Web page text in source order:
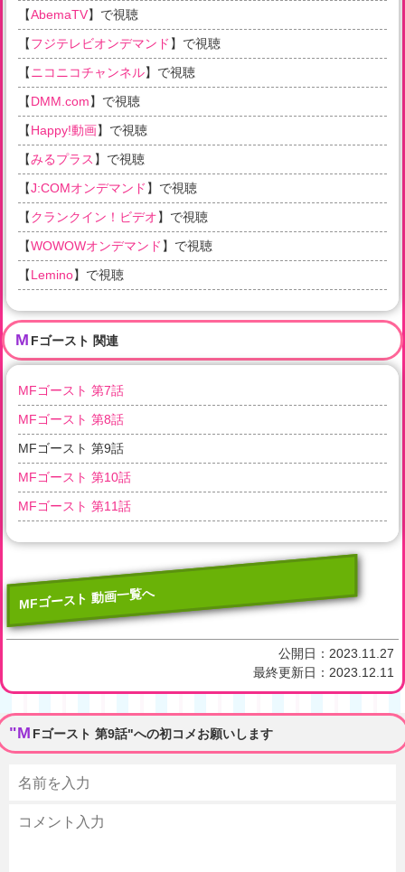
【AbemaTV】で視聴
【フジテレビオンデマンド 】で視聴
【ニコニコチャンネル】で視聴
【DMM.com】で視聴
【Happy!動画】で視聴
【みるプラス 】で視聴
【J:COMオンデマンド 】で視聴
【クランクイン！ビデオ】で視聴
【WOWOWオンデマンド 】で視聴
【Lemino】で視聴
M Fゴースト 関連
MFゴースト 第7話
MFゴースト 第8話
MFゴースト 第9話
MFゴースト 第10話
MFゴースト 第11話
MFゴースト 動画一覧へ
公開日： 2023.11.27
最終更新日： 2023.12.11
"M Fゴースト 第9話"への初コメお願いします